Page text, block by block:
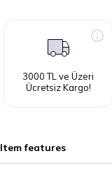
3000 TL ve Üzeri
Ücretsiz Kargo!
Item features